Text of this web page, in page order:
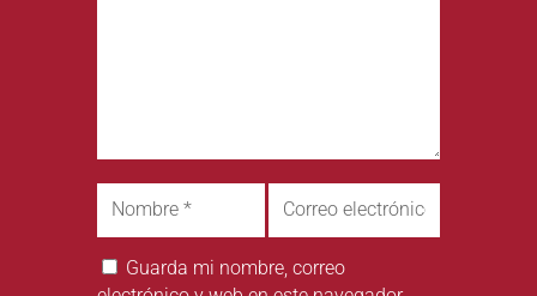
Guarda mi nombre, correo